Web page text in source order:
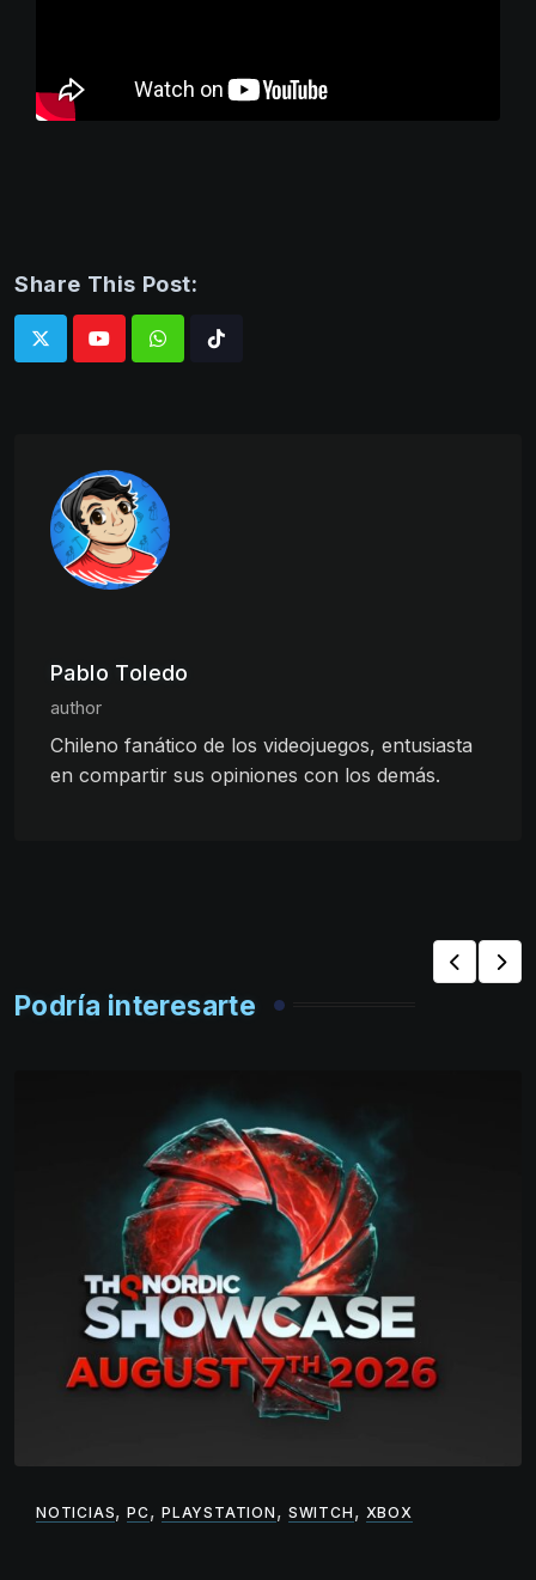
Share This Post:
WhatsappTiktok
Pablo Toledo
author
Chileno fanático de los videojuegos, entusiasta
en compartir sus opiniones con los demás.
Podría interesarte
NOTICIAS,PC,PLAYSTATION , SWITCH , XBOX